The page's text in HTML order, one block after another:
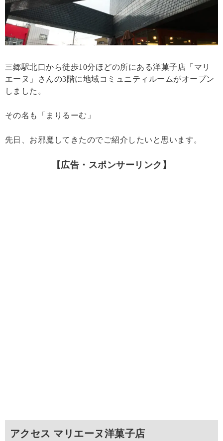
三郷駅北口から徒歩10分ほどの所にある洋菓子店「マリ
エーヌ」さんの3階に地域コミュニティルームがオープン
しました。
その名も「まりるーむ」
先日、お邪魔してきたのでご紹介したいと思います。
【広告・スポンサーリンク】
アクセス マリエーヌ洋菓子店